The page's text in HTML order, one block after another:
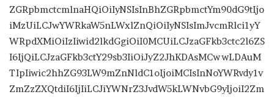
ZGRpbmctcmlnaHQiOiIyNSIsInBhZGRpbmctYm90dG9tIjo
iMzUiLCJwYWRkaW5nLWxlZnQiOiIyNSIsImJvcmRlci1yY
WRpdXMiOiIzIiwid2lkdGgiOiI0MCUiLCJzaGFkb3ctc2l6ZS
I6IjQiLCJzaGFkb3ctY29sb3IiOiJyZ2JhKDAsMCwwLDAuM
TIpIiwic2hhZG93LW9mZnNldC1oIjoiMCIsInNoYWRvdy1v
ZmZzZXQtdiI6IjIiLCJiYWNrZ3JvdW5kLWNvbG9yIjoiI2Zm